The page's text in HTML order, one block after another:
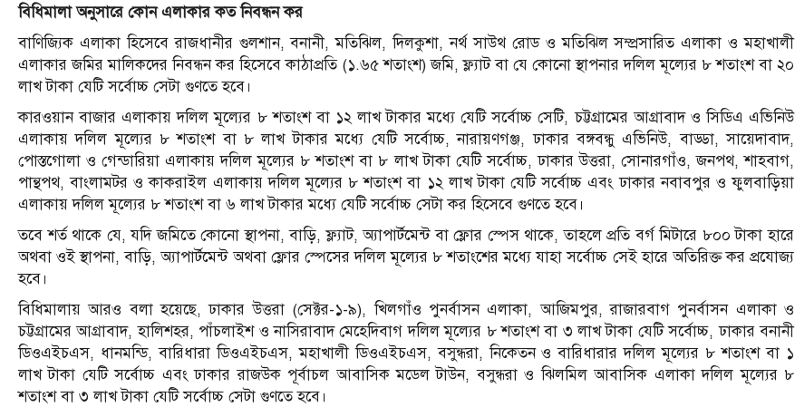
বিধিমালা অনুসারে কোন এলাকার কত নিবন্ধন কর
বাণিজ্যিক এলাকা হিসেবে রাজধানীর গুলশান, বনানী, মতিঝিল, দিলকুশা, নর্থ সাউথ রোড ও মতিঝিল সম্প্রসারিত এলাকা ও মহাখালী
এলাকার জমির মালিকদের নিবন্ধন কর হিসেবে কাঠাপ্রতি (১.৬৫ শতাংশ) জমি, ফ্ল্যাট বা যে কোনো স্থাপনার দলিল মূল্যের ৮ শতাংশ বা ২০
লাখ টাকা যেটি সর্বোচ্চ সেটা গুণতে হবে।
কারওয়ান বাজার এলাকায় দলিল মূল্যের ৮ শতাংশ বা ১২ লাখ টাকার মধ্যে যেটি সর্বোচ্চ সেটি, চট্টগ্রামের আগ্রাবাদ ও সিডিএ এভিনিউ
এলাকায় দলিল মূল্যের ৮ শতাংশ বা ৮ লাখ টাকার মধ্যে যেটি সর্বোচ্চ, নারায়ণগঞ্জ, ঢাকার বঙ্গবন্ধু এভিনিউ, বাড্ডা, সায়েদাবাদ,
পোস্তগোলা ও গেন্ডারিয়া এলাকায় দলিল মূল্যের ৮ শতাংশ বা ৮ লাখ টাকা যেটি সর্বোচ্চ, ঢাকার উত্তরা, সোনারগাঁও, জনপথ, শাহবাগ,
পান্থপথ, বাংলামটর ও কাকরাইল এলাকায় দলিল মূল্যের ৮ শতাংশ বা ১২ লাখ টাকা যেটি সর্বোচ্চ এবং ঢাকার নবাবপুর ও ফুলবাড়িয়া
এলাকায় দলিল মূল্যের ৮ শতাংশ বা ৬ লাখ টাকার মধ্যে যেটি সর্বোচ্চ সেটা কর হিসেবে গুণতে হবে।
তবে শর্ত থাকে যে, যদি জমিতে কোনো স্থাপনা, বাড়ি, ফ্ল্যাট, অ্যাপার্টমেন্ট বা ফ্লোর স্পেস থাকে, তাহলে প্রতি বর্গ মিটারে ৮০০ টাকা হারে
অথবা ওই স্থাপনা, বাড়ি, অ্যাপার্টমেন্ট অথবা ফ্লোর স্পেসের দলিল মূল্যের ৮ শতাংশের মধ্যে যাহা সর্বোচ্চ সেই হারে অতিরিক্ত কর প্রযোজ্য
হবে।
বিধিমালায় আরও বলা হয়েছে, ঢাকার উত্তরা (সেক্টর-১-৯), খিলগাঁও পুনর্বাসন এলাকা, আজিমপুর, রাজারবাগ পুনর্বাসন এলাকা ও
চট্টগ্রামের আগ্রাবাদ, হালিশহর, পাঁচলাইশ ও নাসিরাবাদ মেহেদিবাগ দলিল মূল্যের ৮ শতাংশ বা ৩ লাখ টাকা যেটি সর্বোচ্চ, ঢাকার বনানী
ডিওএইচএস, ধানমন্ডি, বারিধারা ডিওএইচএস, মহাখালী ডিওএইচএস, বসুন্ধরা, নিকেতন ও বারিধারার দলিল মূল্যের ৮ শতাংশ বা ১
লাখ টাকা যেটি সর্বোচ্চ এবং ঢাকার রাজউক পূর্বাচল আবাসিক মডেল টাউন, বসুন্ধরা ও ঝিলমিল আবাসিক এলাকা দলিল মূল্যের ৮
শতাংশ বা ৩ লাখ টাকা যেটি সর্বোচ্চ সেটা গুণতে হবে।